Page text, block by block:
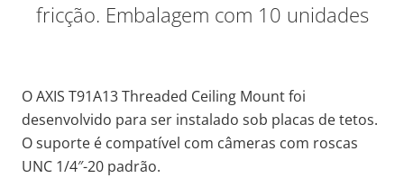
fricção. Embalagem com 10 unidades
O AXIS T91A13 Threaded Ceiling Mount foi
desenvolvido para ser instalado sob placas de tetos.
O suporte é compatível com câmeras com roscas
UNC 1/4″-20 padrão.